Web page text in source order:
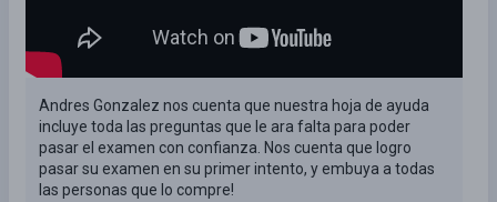
Andres Gonzalez nos cuenta que nuestra hoja de ayuda
incluye toda las preguntas que le ara falta para poder
pasar el examen con confianza. Nos cuenta que logro
pasar su examen en su primer intento, y embuya a todas
las personas que lo compre!